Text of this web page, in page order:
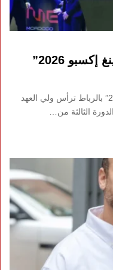
ولي العهد يفتتح “موروكو غيمينغ إكسبو 2026”
ولي العهد يفتتح “موروكو غيمينغ إكسبو 2026” بالرباط ترأس ولي العهد
الثالثة من…